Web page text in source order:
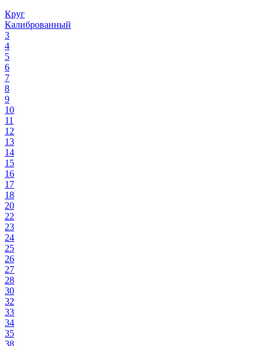
Круг
Калиброванный
3
4
5
6
7
8
9
10
11
12
13
14
15
16
17
18
20
22
23
24
25
26
27
28
30
32
33
34
35
38